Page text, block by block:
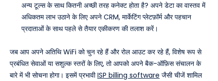
अन्य टूल्स के साथ कितनी अच्छी तरह कनेक्ट होता है? अपने डेटा का वास्तव में
अधिकतम लाभ उठाने के लिए अपने CRM, मार्केटिंग प्लेटफ़ॉर्म और पहचान
प्रदाताओं के साथ पहले से तैयार एकीकरण की तलाश करें।
जब आप अपने अतिथि WiFi को चुन रहे हैं और रोल आउट कर रहे हैं, विशेष रूप से
प्रबंधित सेवाओं या सशुल्क स्तरों के लिए, तो आपको अपने बैक-ऑफ़िस संचालन के
बारे में भी सोचना होगा। इसमें प्रभावीISP billing software जैसी चीजें शामिल